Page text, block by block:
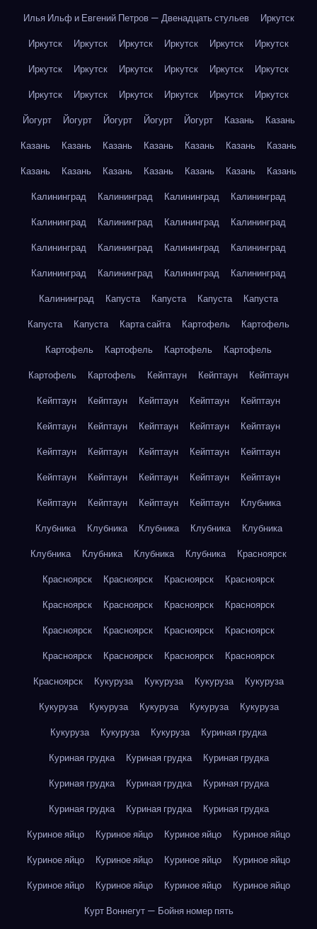
Илья Ильф и Евгений Петров — Двенадцать стульев
Иркутск
Иркутск
Иркутск Иркутск Иркутск Иркутск
Иркутск
Иркутск
Иркутск Иркутск Иркутск Иркутск
Иркутск
Иркутск
Иркутск Иркутск Иркутск Иркутск
Иркутск
Йогурт
Йогурт Йогурт Йогурт Йогурт Казань
Казань
Казань
Казань Казань Казань Казань Казань
Казань
Казань
Казань Казань Казань Казань Казань
Казань
Калининград
Калининград Калининград
Калининград
Калининград
Калининград Калининград
Калининград
Калининград
Калининград Калининград
Калининград
Калининград
Калининград Калининград
Калининград
Калининград
Капуста Капуста Капуста
Капуста
Капуста
Капуста Карта сайта Картофель
Картофель
Картофель
Картофель Картофель
Картофель
Картофель
Картофель Кейптаун Кейптаун
Кейптаун
Кейптаун
Кейптаун Кейптаун Кейптаун
Кейптаун
Кейптаун
Кейптаун Кейптаун Кейптаун
Кейптаун
Кейптаун
Кейптаун Кейптаун Кейптаун
Кейптаун
Кейптаун
Кейптаун Кейптаун Кейптаун
Кейптаун
Кейптаун
Кейптаун Кейптаун Кейптаун
Клубника
Клубника
Клубника Клубника Клубника
Клубника
Клубника
Клубника Клубника Клубника
Красноярск
Красноярск
Красноярск Красноярск
Красноярск
Красноярск
Красноярск Красноярск
Красноярск
Красноярск
Красноярск Красноярск
Красноярск
Красноярск
Красноярск Красноярск
Красноярск
Красноярск
Кукуруза Кукуруза Кукуруза
Кукуруза
Кукуруза
Кукуруза Кукуруза Кукуруза
Кукуруза
Кукуруза
Кукуруза Кукуруза
Куриная грудка
Куриная грудка
Куриная грудка
Куриная грудка
Куриная грудка
Куриная грудка
Куриная грудка
Куриная грудка
Куриная грудка
Куриная грудка
Куриное яйцо
Куриное яйцо Куриное яйцо
Куриное яйцо
Куриное яйцо
Куриное яйцо Куриное яйцо
Куриное яйцо
Куриное яйцо
Куриное яйцо Куриное яйцо
Куриное яйцо
Курт Воннегут — Бойня номер пять